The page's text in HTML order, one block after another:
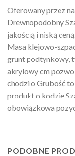
Oferowany przez
Drewnopodobny
jakością i niską
Masa klejowo-
grunt podtynkowy,
akrylowy cm
chodzi o Grubość
produkt o kodzie
obowiązkowa
PODOBNE